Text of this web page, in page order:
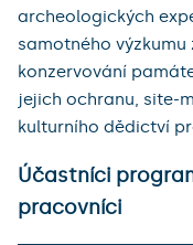
archeologických
samotného
konzervování
jejich ochranu, site-
kulturního dědictví
Účastníci
pracovníci